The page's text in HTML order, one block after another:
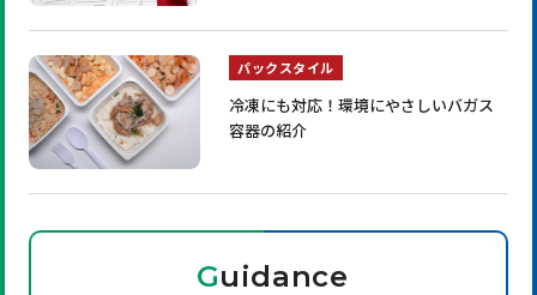
パックスタイル
冷凍にも対応！環境にやさしいバガス
容器の紹介
Guidance